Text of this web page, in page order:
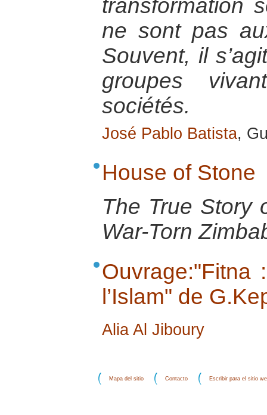
transformation
ne sont pas
Souvent, il
groupes
sociétés.
José Pablo Batista,
House of Stone
The True Story
War-Torn
Ouvrage:"Fitna
l’Islam" de
Alia Al Jiboury
Mapa del sitio Contacto Escribir para el sitio